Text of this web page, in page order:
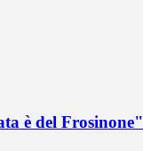
è del Frosinone"